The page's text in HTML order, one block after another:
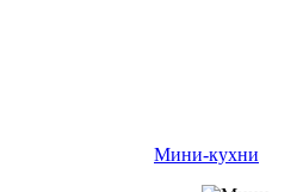
Мини-кухни